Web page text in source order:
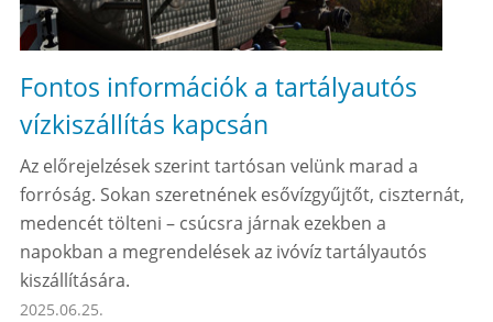
Fontos információk a tartályautós
vízkiszállítás kapcsán
Az előrejelzések szerint tartósan velünk marad a
forróság. Sokan szeretnének esővízgyűjtőt, ciszternát,
medencét tölteni – csúcsra járnak ezekben a
napokban a megrendelések az ivóvíz tartályautós
kiszállítására.
2025.06.25.